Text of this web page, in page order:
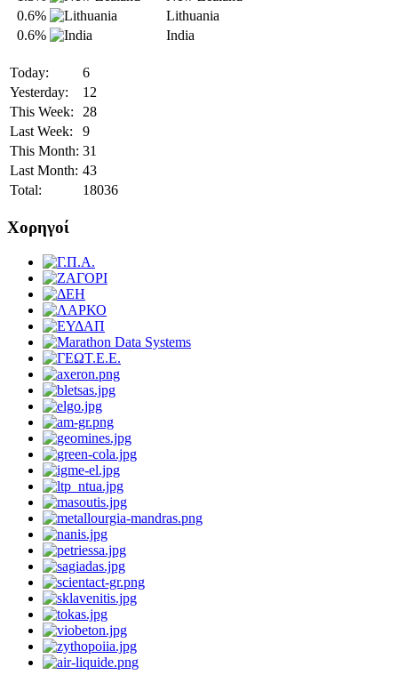
0.6%
Lithuania
0.6%
India
Today:
6
Yesterday:
12
This Week:
28
Last Week:
9
This Month: 31
Last Month: 43
Total:
18036
Χορηγοί